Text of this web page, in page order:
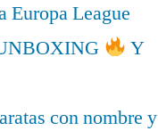
Europa League
Y
con nombre y